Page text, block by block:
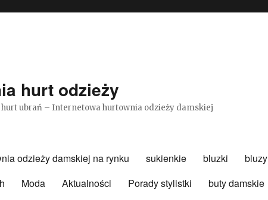
hurt odzieży
ubrań – Internetowa hurtownia odzieży damskiej
odzieży damskiej na rynku sukienkie bluzki bluzy
Moda Aktualności Porady stylistki buty damskie